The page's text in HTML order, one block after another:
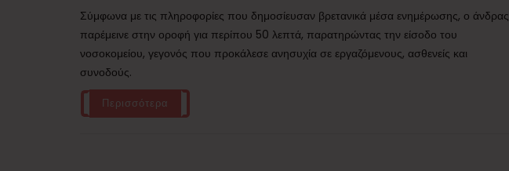
Σύμφωνα με τις πληροφορίες που δημοσίευσαν βρετανικά μέσα ενημέρωσης, ο άνδρας
παρέμεινε στην οροφή για περίπου 50 λεπτά, παρατηρώντας την είσοδο του
νοσοκομείου, γεγονός που προκάλεσε ανησυχία σε εργαζόμενους, ασθενείς και
συνοδούς.
Περισσότερα